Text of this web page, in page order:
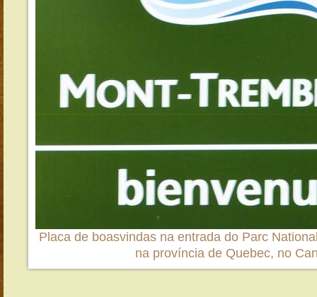
Placa de boasvindas na entrada do Parc
na província de Quebec, no